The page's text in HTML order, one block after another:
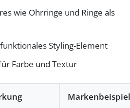
wie Ohrringe und Ringe als
Styling-Element
Farbe und Textur
Markenbeispiel